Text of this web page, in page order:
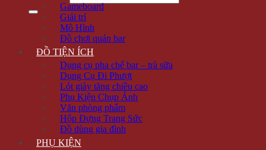
Gameboard
Giải trí
Mô Hình
Đồ chơi quán bar
ĐỒ TIỆN ÍCH
Dụng cụ pha chế bar – trà sữa
Dụng Cụ Đi Phượt
Lót giày tăng chiều cao
Phụ Kiện Chụp Ảnh
Văn phòng phẩm
Hộp Đựng Trang Sức
Đồ dùng gia đình
PHỤ KIỆN